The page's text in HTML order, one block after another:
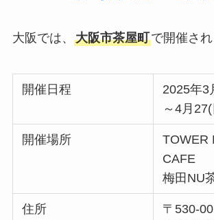
大阪では、 大阪市茶屋町で開催され
開催日程
2025年3
～4月
開催場所
TOWER
CAFE
梅田NU
住所
〒530-